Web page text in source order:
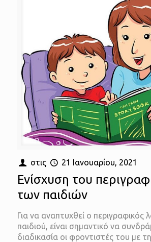
στις 21 Ιανουαρίου, 2021
Ενίσχυση του
των παιδιών
Για να αναπτυχθεί ο περιγραφικός
παιδιού, είναι σημαντικό να
διαδικασία οι φροντιστές του με